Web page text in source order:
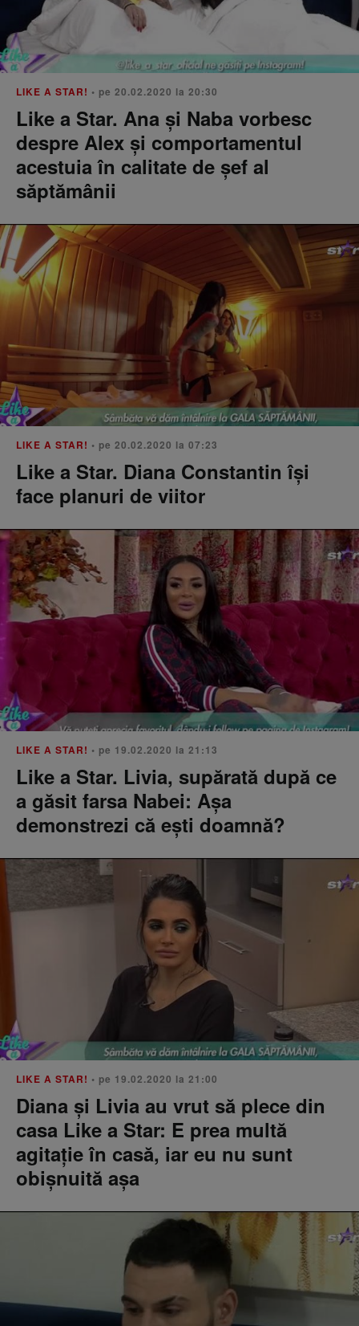
LIKE A STAR! • pe 20.02.2020 la 20:30
Like a Star. Ana și Naba vorbesc
despre Alex și comportamentul
acestuia în calitate de șef al
săptămânii
LIKE A STAR! • pe 20.02.2020 la 07:23
Like a Star. Diana Constantin își
face planuri de viitor
LIKE A STAR! • pe 19.02.2020 la 21:13
Like a Star. Livia, supărată după ce
a găsit farsa Nabei: Așa
demonstrezi că ești doamnă?
LIKE A STAR! • pe 19.02.2020 la 21:00
Diana și Livia au vrut să plece din
casa Like a Star: E prea multă
agitație în casă, iar eu nu sunt
obișnuită așa